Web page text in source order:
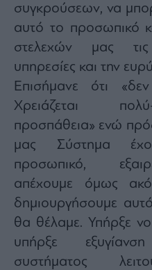
By
your
email,
you
to
our
and
Privacy
Notice.
can
opt
at
time.
This
site
is
protected
by
reCAPTCHA
and
συγκρούσεων, να
αυτό το προσωπικό
στελεχών μας
υπηρεσίες και την
Επισήμανε ότι
Χρειάζεται
προσπάθεια» ενώ
μας Σύστημα
προσωπικό,
απέχουμε όμως
δημιουργήσουμε
θα θέλαμε. Υπήρξε
υπήρξε
συστήματος